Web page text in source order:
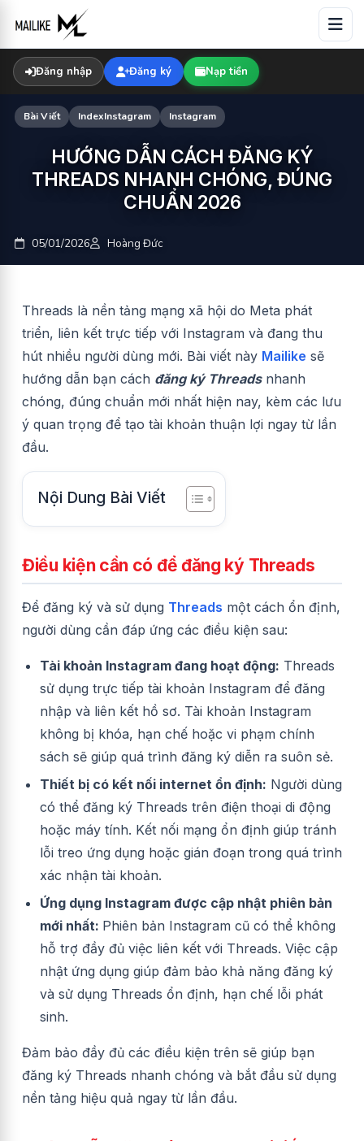
content
Đăng nhập Đăng ký Nạp tiền
Bài Viết IndexInstagram Instagram
HƯỚNG DẪN CÁCH ĐĂNG KÝ
THREADS NHANH CHÓNG, ĐÚNG
CHUẨN 2026
05/01/2026 Hoàng Đức
Threads là nền tảng mạng xã hội do Meta phát
triển, liên kết trực tiếp với Instagram và đang thu
hút nhiều người dùng mới. Bài viết này Mailike sẽ
hướng dẫn bạn cách đăng ký Threadsnhanh
chóng, đúng chuẩn mới nhất hiện nay, kèm các lưu
ý quan trọng để tạo tài khoản thuận lợi ngay từ lần
đầu.
Nội Dung Bài Viết
Điều kiện cần có để đăng ký Threads
Để đăng ký và sử dụng Threads một cách ổn định,
người dùng cần đáp ứng các điều kiện sau:
Tài khoản Instagram đang hoạt động: Threads
sử dụng trực tiếp tài khoản Instagram để đăng
nhập và liên kết hồ sơ. Tài khoản Instagram
không bị khóa, hạn chế hoặc vi phạm chính
sách sẽ giúp quá trình đăng ký diễn ra suôn sẻ.
Thiết bị có kết nối internet ổn định: Người dùng
có thể đăng ký Threads trên điện thoại di động
hoặc máy tính. Kết nối mạng ổn định giúp tránh
lỗi treo ứng dụng hoặc gián đoạn trong quá trình
xác nhận tài khoản.
Ứng dụng Instagram được cập nhật phiên bản
mới nhất: Phiên bản Instagram cũ có thể không
hỗ trợ đầy đủ việc liên kết với Threads. Việc cập
nhật ứng dụng giúp đảm bảo khả năng đăng ký
và sử dụng Threads ổn định, hạn chế lỗi phát
sinh.
Đảm bảo đầy đủ các điều kiện trên sẽ giúp bạn
đăng ký Threads nhanh chóng và bắt đầu sử dụng
nền tảng hiệu quả ngay từ lần đầu.